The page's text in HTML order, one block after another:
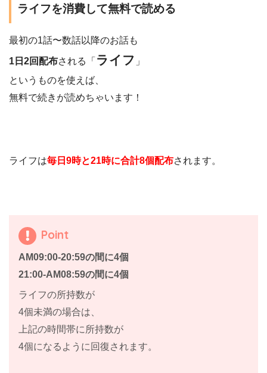
ライフを消費して無料で読める
最初の1話〜数話以降のお話も
1日2回配布される「 ライフ 」
というものを使えば、
無料で続きが読めちゃいます！
ライフは毎日9時と21時に合計8個配布されます。
Point
AM09:00-20:59の間に4個
21:00-AM08:59の間に4個
ライフの所持数が
4個未満の場合は、
上記の時間帯に所持数が
4個になるように回復されます。